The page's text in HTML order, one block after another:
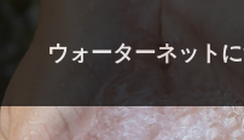
ウォーターネット